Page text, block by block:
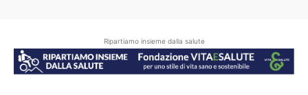
Ripartiamo insieme dalla salute